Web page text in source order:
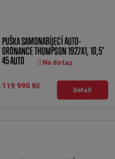
PUŠKA SAMONABÍJECÍ AUTO-
ORDNANCE THOMPSON 1927A1, 10,5"
45 AUTO
Na dotaz
119 990 Kč Detail